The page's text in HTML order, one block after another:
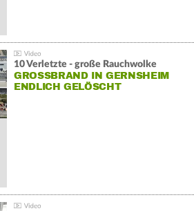
10 Verletzte - große Rauchwolke
GROSSBRAND IN GERNSHEIM E
NDLICH GELÖSCHT